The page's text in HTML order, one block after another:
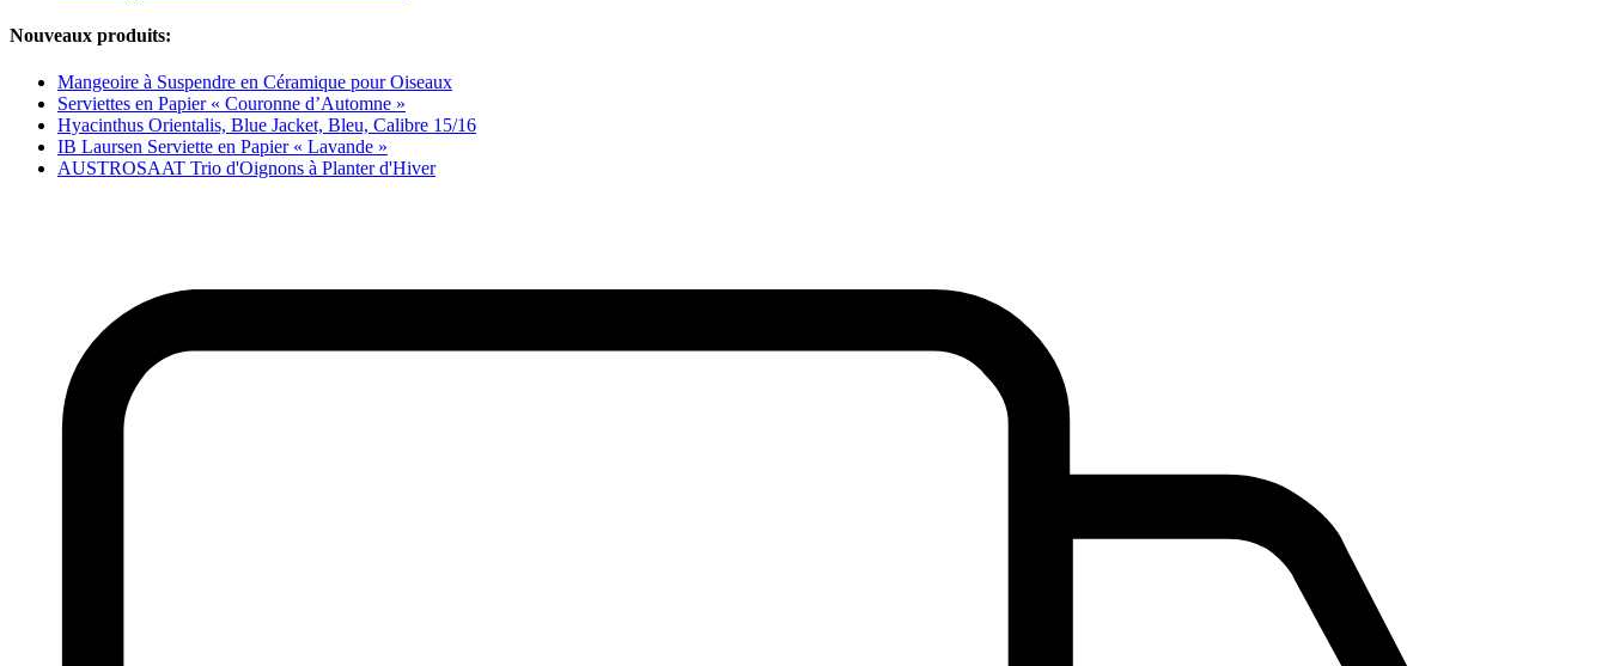
Nouveaux produits:
Mangeoire à Suspendre en Céramique pour Oiseaux
Serviettes en Papier « Couronne d’Automne »
Hyacinthus Orientalis, Blue Jacket, Bleu, Calibre 15/16
IB Laursen Serviette en Papier « Lavande »
AUSTROSAAT Trio d'Oignons à Planter d'Hiver